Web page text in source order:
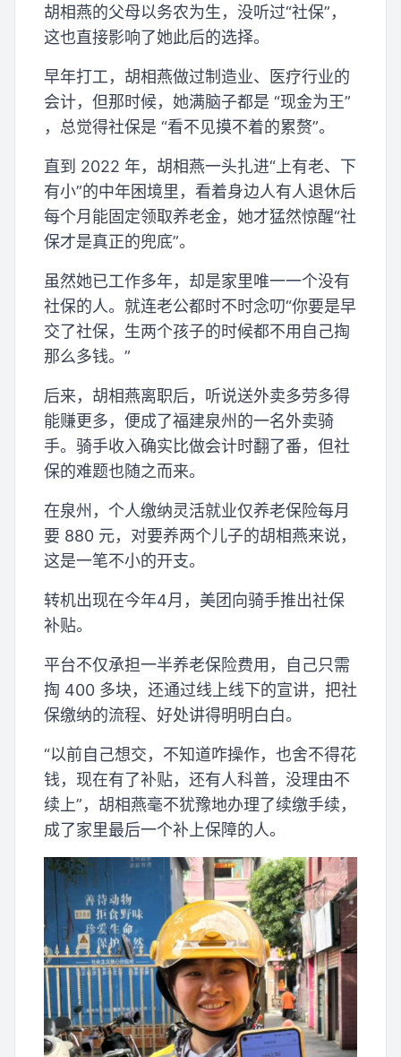
胡相燕的父母以务农为生，没听过“社保”，
这也直接影响了她此后的选择。
早年打工，胡相燕做过制造业、医疗行业的
会计，但那时候，她满脑子都是 “现金为王”
，总觉得社保是 “看不见摸不着的累赘”。
直到 2022 年，胡相燕一头扎进“上有老、下
有小”的中年困境里，看着身边人有人退休后
每个月能固定领取养老金，她才猛然惊醒“社
保才是真正的兜底”。
虽然她已工作多年，却是家里唯一一个没有
社保的人。就连老公都时不时念叨“你要是早
交了社保，生两个孩子的时候都不用自己掏
那么多钱。”
后来，胡相燕离职后，听说送外卖多劳多得
能赚更多，便成了福建泉州的一名外卖骑
手。骑手收入确实比做会计时翻了番，但社
保的难题也随之而来。
在泉州，个人缴纳灵活就业仅养老保险每月
要 880 元，对要养两个儿子的胡相燕来说，
这是一笔不小的开支。
转机出现在今年4月，美团向骑手推出社保
补贴。
平台不仅承担一半养老保险费用，自己只需
掏 400 多块，还通过线上线下的宣讲，把社
保缴纳的流程、好处讲得明明白白。
“以前自己想交，不知道咋操作，也舍不得花
钱，现在有了补贴，还有人科普，没理由不
续上”，胡相燕毫不犹豫地办理了续缴手续，
成了家里最后一个补上保障的人。